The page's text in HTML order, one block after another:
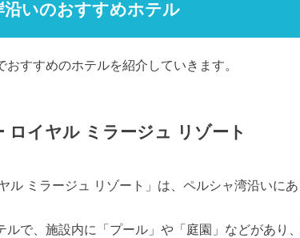
沿いのおすすめホテル
すすめのホテルを紹介していきます。
ロイヤル ミラージュ リゾート
ル ミラージュ リゾート」は、ペルシャ湾沿いに
ルで、施設内に「プール」や「庭園」などがあり、